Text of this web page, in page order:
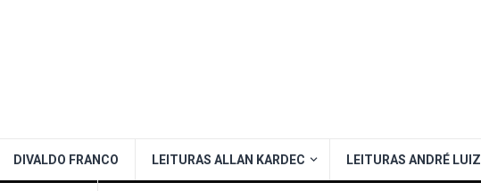
DIVALDO FRANCO LEITURAS ALLAN KARDEC LEITURAS ANDRÉ LUIZ